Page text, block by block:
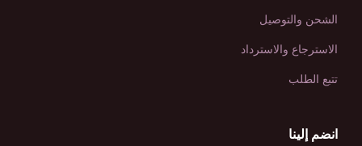
الشحن والتوصيل
الاسترجاع والاسترداد
تتبع الطلب
انضم إلينا